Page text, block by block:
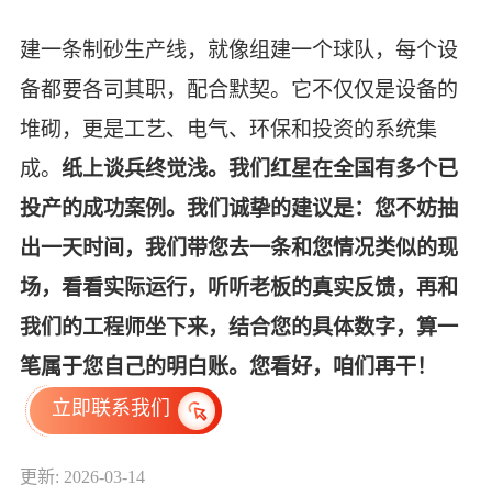
建一条制砂生产线，就像组建一个球队，每个设
备都要各司其职，配合默契。它不仅仅是设备的
堆砌，更是工艺、电气、环保和投资的系统集
成。 纸上谈兵终觉浅。我们红星在全国有多个已
投产的成功案例。我们诚挚的建议是：您不妨抽
出一天时间，我们带您去一条和您情况类似的现
场，看看实际运行，听听老板的真实反馈，再和
我们的工程师坐下来，结合您的具体数字，算一
笔属于您自己的明白账。您看好，咱们再干！
立即联系我们
更新: 2026-03-14